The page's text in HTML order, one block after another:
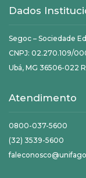
Dados
Segoc – Sociedade
CNPJ: 02.270.109/
Ubá, MG 36506-022
Atendimento
0800-037-5600
(32) 3539-5600